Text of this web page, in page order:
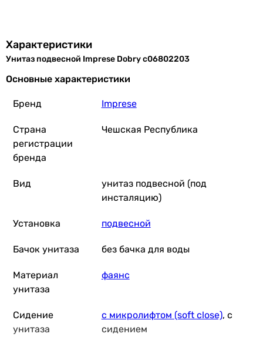
Характеристики
Унитаз подвесной Imprese Dobry c06802203
Основные характеристики
Бренд Imprese
Страна
регистрации
бренда
Чешская Республика
Вид
унитаз подвесной (под
инсталяцию)
Установка подвесной
Бачок унитаза без бачка для воды
Материал
унитаза
фаянс
Сидение
унитаза
с микролифтом (soft close), с
сидением